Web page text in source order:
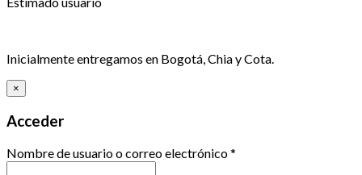
Inicialmente entregamos en Bogotá, Chia y Cota.
×
Acceder
Nombre de usuario o correo electrónico*